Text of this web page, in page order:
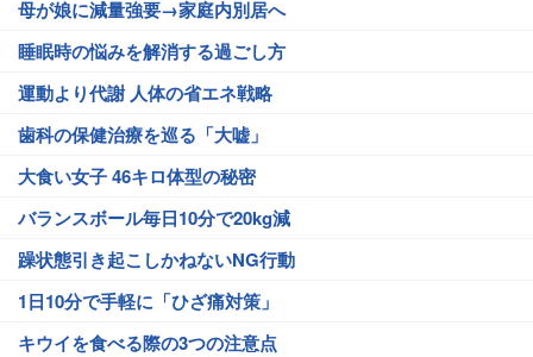
母が娘に減量強要→家庭内別居へ
睡眠時の悩みを解消する過ごし方
運動より代謝 人体の省エネ戦略
歯科の保健治療を巡る「大嘘」
大食い女子 46キロ体型の秘密
バランスボール毎日10分で20kg減
躁状態引き起こしかねないNG行動
1日10分で手軽に「ひざ痛対策」
キウイを食べる際の3つの注意点